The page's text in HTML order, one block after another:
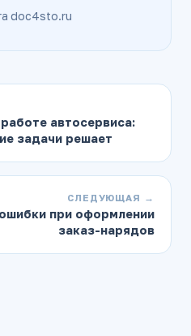
doc4sto.ru
автосервиса:
задачи решает
СЛЕДУЮЩАЯ →
при оформлении
заказ-нарядов